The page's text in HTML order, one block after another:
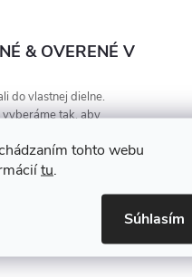
tohto webu
tu.
Súhlasím
& OVERENÉ V
do vlastnej dielne.
tak, aby